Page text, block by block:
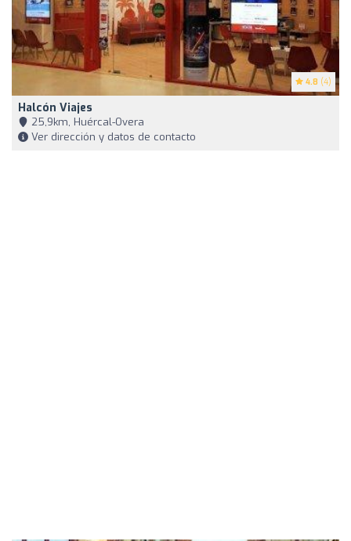
4.8 (4)
Halcón Viajes
25,9km, Huércal-Overa
Ver dirección y datos de contacto